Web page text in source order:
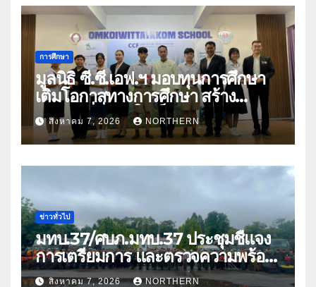
การศึกษา
มูลนิธิ ซี.ซี.เอฟ.ฯ มอบทุนการศึกษา
เติมโอกาสทางการศึกษา สร้าง
อนาคตที่มั่นคงให้เด็กและเยาวชน
ด้อยโอกาส
สิงหาคม 7, 2026 NORTHERN
ข่าวทั่วไป
มทบ.37/ศบภ.มทบ.37 ประชุมชี้แจง
การเตรียมการ และตรวจความพร้อม
ด้านการบรรเทาสาธารณภัย
สิงหาคม 7, 2026 NORTHERN